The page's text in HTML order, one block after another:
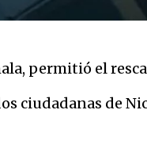
permitió el
ciudadanas de